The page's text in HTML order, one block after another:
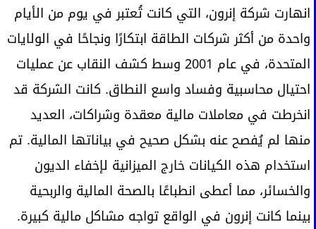
انهارت شركة إنرون، التي كانت تُعتبر في يوم من الأيام
واحدة من أكثر شركات الطاقة ابتكارًا ونجاحًا في الولايات
المتحدة، في عام 2001 وسط كشف النقاب عن عمليات
احتيال محاسبية وفساد واسع النطاق. كانت الشركة قد
انخرطت في معاملات مالية معقدة وشراكات، العديد
منها لم يُفصح عنه بشكل صحيح في بياناتها المالية. تم
استخدام هذه الكيانات خارج الميزانية لإخفاء الديون
والخسائر، مما أعطى انطباعًا بالصحة المالية والربحية
بينما كانت إنرون في الواقع تواجه مشاكل مالية كبيرة.